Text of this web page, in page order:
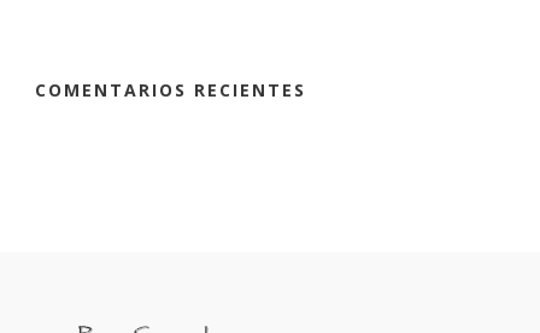
COMENTARIOS RECIENTES